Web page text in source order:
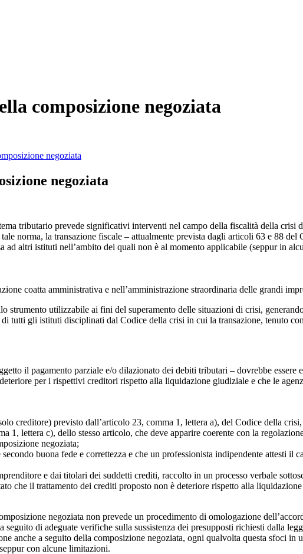
composizione negoziata
negoziata
tributario prevede significativi interventi nel campo della fiscalità della crisi
norma, la transazione fiscale – attualmente prevista dagli articoli 63 e 88
ad altri istituti nell’ambito dei quali non è al momento applicabile (seppur in
coatta amministrativa e nell’amministrazione straordinaria delle grandi
strumento utilizzabile ai fini del superamento delle situazioni di crisi,
tutti gli istituti disciplinati dal Codice della crisi in cui la transazione, tenuto
il pagamento parziale e/o dilazionato dei debiti tributari – dovrebbe essere
per i rispettivi creditori rispetto alla liquidazione giudiziale e che le
creditore) previsto dall’articolo 23, comma 1, lettera a), del Codice della
1, lettera c), dello stesso articolo, che deve apparire coerente con la
negoziata;
buona fede e correttezza e che un professionista indipendente attesti il
e dai titolari dei suddetti crediti, raccolto in un processo verbale
che il trattamento dei crediti proposto non è deteriore rispetto alla
negoziata non prevede un procedimento di omologazione
seguito di adeguate verifiche sulla sussistenza dei presupposti richiesti dalla
anche a seguito della composizione negoziata, ogni qualvolta questa sfoci
con alcune limitazioni.